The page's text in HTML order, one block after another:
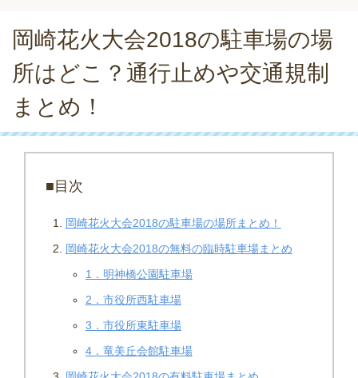
岡崎花火大会2018の駐車場の場
所はどこ？通行止めや交通規制
まとめ！
■目次
岡崎花火大会2018の駐車場の場所まとめ！
岡崎花火大会2018の無料の臨時駐車場まとめ
1．明神橋公園駐車場
2．市役所西駐車場
3．市役所東駐車場
4．竜美丘会館駐車場